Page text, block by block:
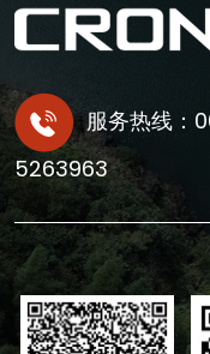
服务热线：
5263963